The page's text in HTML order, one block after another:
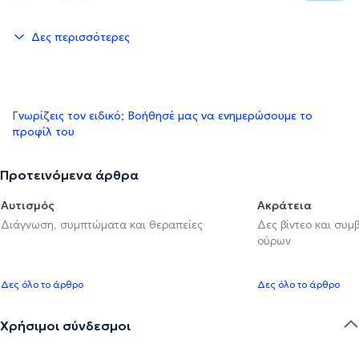
Δες περισσότερες
Γνωρίζεις τον ειδικό; Βοήθησέ μας να ενημερώσουμε το
προφίλ του
Προτεινόμενα άρθρα
Αυτισμός
Διάγνωση, συμπτώματα και θεραπείες
Δες όλο το άρθρο
Ακράτεια
Δες βίντεο και
ούρων
Δες όλο το άρθρο
Χρήσιμοι σύνδεσμοι